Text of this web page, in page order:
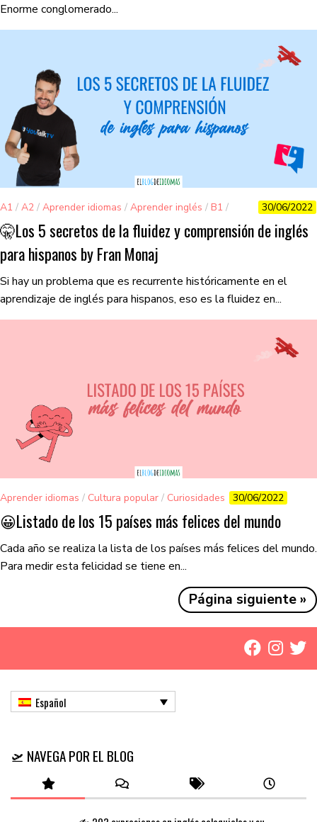
Enorme conglomerado...
A1 / A2 / Aprender idiomas / Aprender inglés / B1 /
colaboraciones
consejos
30/06/2022
🤫​Los 5 secretos de la fluidez y comprensión de inglés
para hispanos by Fran Monaj
Si hay un problema que es recurrente históricamente en el
aprendizaje de inglés para hispanos, eso es la fluidez en...
Aprender idiomas / Cultura popular / Curiosidades 30/06/2022
😀​Listado de los 15 países más felices del mundo
Cada año se realiza la lista de los países más felices del mundo.
Para medir esta felicidad se tiene en...
Página siguiente »
Español
🛫 NAVEGA POR EL BLOG